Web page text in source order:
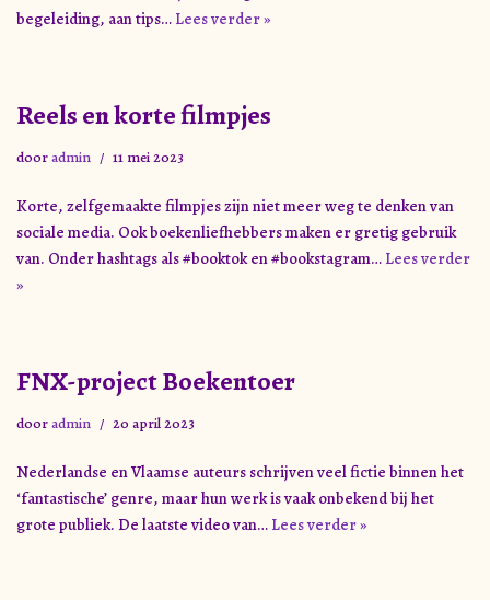
begeleiding, aan tips… Lees verder »
Reels en korte filmpjes
dooradmin 11 mei 2023
Korte, zelfgemaakte filmpjes zijn niet meer weg te denken van
sociale media. Ook boekenliefhebbers maken er gretig gebruik
van. Onder hashtags als #booktok en #bookstagram… Lees verder
»
FNX-project Boekentoer
dooradmin 20 april 2023
Nederlandse en Vlaamse auteurs schrijven veel fictie binnen het
‘fantastische’ genre, maar hun werk is vaak onbekend bij het
grote publiek. De laatste video van… Lees verder »